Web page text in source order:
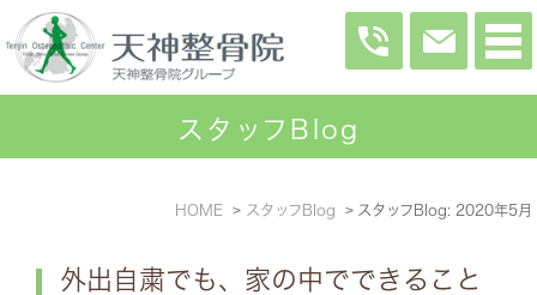
スタッフBlog
HOME スタッフBlog スタッフBlog: 2020年5月
外出自粛でも、家の中でできること